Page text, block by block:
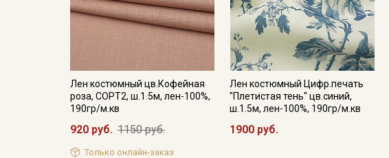
Лен костюмный цв.Кофейная
роза, СОРТ2, ш.1.5м, лен-100%,
190гр/м.кв
920 руб. 1150 руб.
Только онлайн-заказ
Лен костюмный Цифр.печать
"Плетистая тень" цв.синий,
ш.1.5м, лен-100%, 190гр/м.кв
1900 руб.